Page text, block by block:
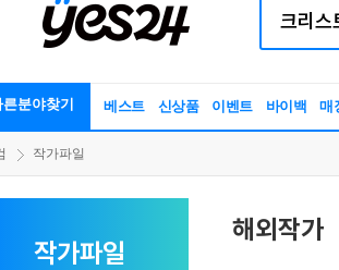
른분야찾기 베스트 신상품 이벤트 바이백 매
작가파일
작가파일
해외작가